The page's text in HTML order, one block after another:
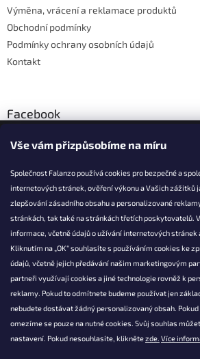
Vše vám přizpůsobíme na míru
Společnost Falanzo používá cookies pro bezpečné a
internetových stránek, ověření výkonu a Vašich zážitků
zlepšování zásadního obsahu a personalizované
stránkách, tak také na stránkách třetích poskytovatelů.
informace, včetně údajů o užívání internetových stránek
Kliknutím na „OK“ souhlasíte s používáním cookies ke
údajů, včetně jejich předávání našim marketingovým
partneři využívají cookies a jiné technologie rovněž k
reklamy. Pokud to odmítnete budeme používat jen
nebudete dostávat žádný personalizovaný obsah.
omezíme se pouze na nutné cookies. Svůj souhlas
nastavení. Pokud nesouhlasíte, kliknětezde. Více
Výměna, vrácení a reklamace produktů
Obchodní podmínky
Podmínky ochrany osobních údajů
Kontakt
Facebook
KONTAKT
info@falanzo.cz
Falanzo.cz
FalanzoCZ